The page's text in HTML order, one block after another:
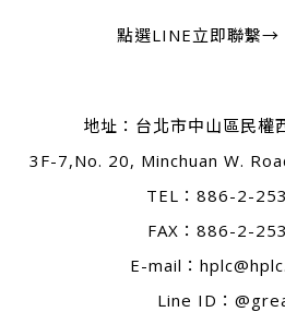
點選LINE立即聯繫→
地址： 台北市中山區民權
3F-7,No. 20, Minchuan W.
TEL： 886-2-
FAX：886-2-
E-mail：
Line ID：